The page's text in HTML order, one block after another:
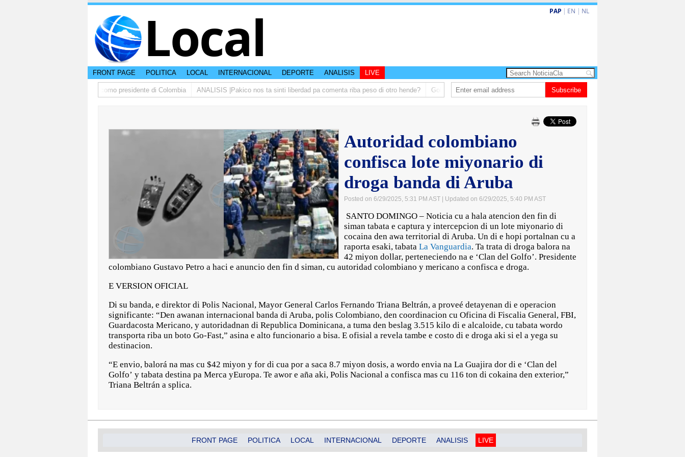
Local PAP | EN | NL
FRONT PAGE POLITICA LOCAL INTERNACIONAL DEPORTE ANALISIS LIVE
de la Espriella a huramenta como presidente di Colombia ANALISIS |Pakico nos ta sinti liberdad pa comenta riba peso di otro hende? Gobierno ta amplia ayudo financiero pa famianan cu menos recurso
Subscribe
Autoridad colombiano
confisca lote miyonario di
droga banda di Aruba
Posted on 6/29/2025, 5:31 PM AST | Updated on 6/29/2025, 5:40 PM AST
SANTO DOMINGO – Noticia cu a hala atencion den fin di
siman tabata e captura y intercepcion di un lote miyonario di
cocaina den awa territorial di Aruba. Un di e hopi portalnan cu a
raporta esaki, tabata La Vanguardia. Ta trata di droga balora na
42 miyon dollar, perteneciendo na e ‘Clan del Golfo’. Presidente
colombiano Gustavo Petro a haci e anuncio den fin d siman, cu autoridad colombiano y mericano a confisca e droga.
E VERSION OFICIAL
Di su banda, e direktor di Polis Nacional, Mayor General Carlos Fernando Triana Beltrán, a proveé ​​detayenan di e operacion
significante: “Den awanan internacional banda di Aruba, polis Colombiano, den coordinacion cu Oficina di Fiscalia General, FBI,
Guardacosta Mericano, y autoridadnan di Republica Dominicana, a tuma den beslag 3.515 kilo di e alcaloide, cu tabata wordo
transporta riba un boto Go-Fast,” asina e alto funcionario a bisa. E ofisial a revela tambe e costo di e droga aki si el a yega su
destinacion.
“E envio, balorá na mas cu $42 miyon y for di cua por a saca 8.7 miyon dosis, a wordo envia na La Guajira dor di e ‘Clan del
Golfo’ y tabata destina pa Merca yEuropa. Te awor e aña aki, Polis Nacional a confisca mas cu 116 ton di cokaina den exterior,”
Triana Beltrán a splica.
FRONT PAGE POLITICA LOCAL INTERNACIONAL DEPORTE ANALISIS LIVE